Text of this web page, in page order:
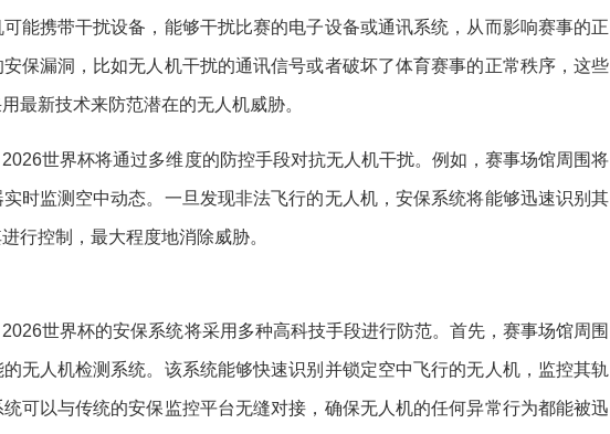
能携带干扰设备，能够干扰比赛的电子设备或通讯系统，从而影响赛事的正
保漏洞，比如无人机干扰的通讯信号或者破坏了体育赛事的正常秩序，这些
最新技术来防范潜在的无人机威胁。
世界杯将通过多维度的防控手段对抗无人机干扰。例如，赛事场馆周围将
时监测空中动态。一旦发现非法飞行的无人机，安保系统将能够迅速识别其
行控制，最大程度地消除威胁。
世界杯的安保系统将采用多种高科技手段进行防范。首先，赛事场馆周围
无人机检测系统。该系统能够快速识别并锁定空中飞行的无人机，监控其轨
可以与传统的安保监控平台无缝对接，确保无人机的任何异常行为都能被迅